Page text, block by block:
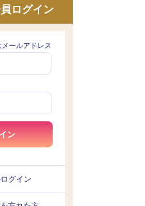
ログイン
ールアドレス
ン
グイン